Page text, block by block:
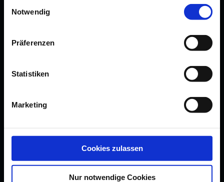
Notwendig
Präferenzen
Statistiken
Marketing
Cookies zulassen
Nur notwendige Cookies